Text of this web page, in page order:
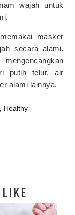
wajah untuk
masker
secara alami.
putih telur, air
alami lainnya.
, Healthy